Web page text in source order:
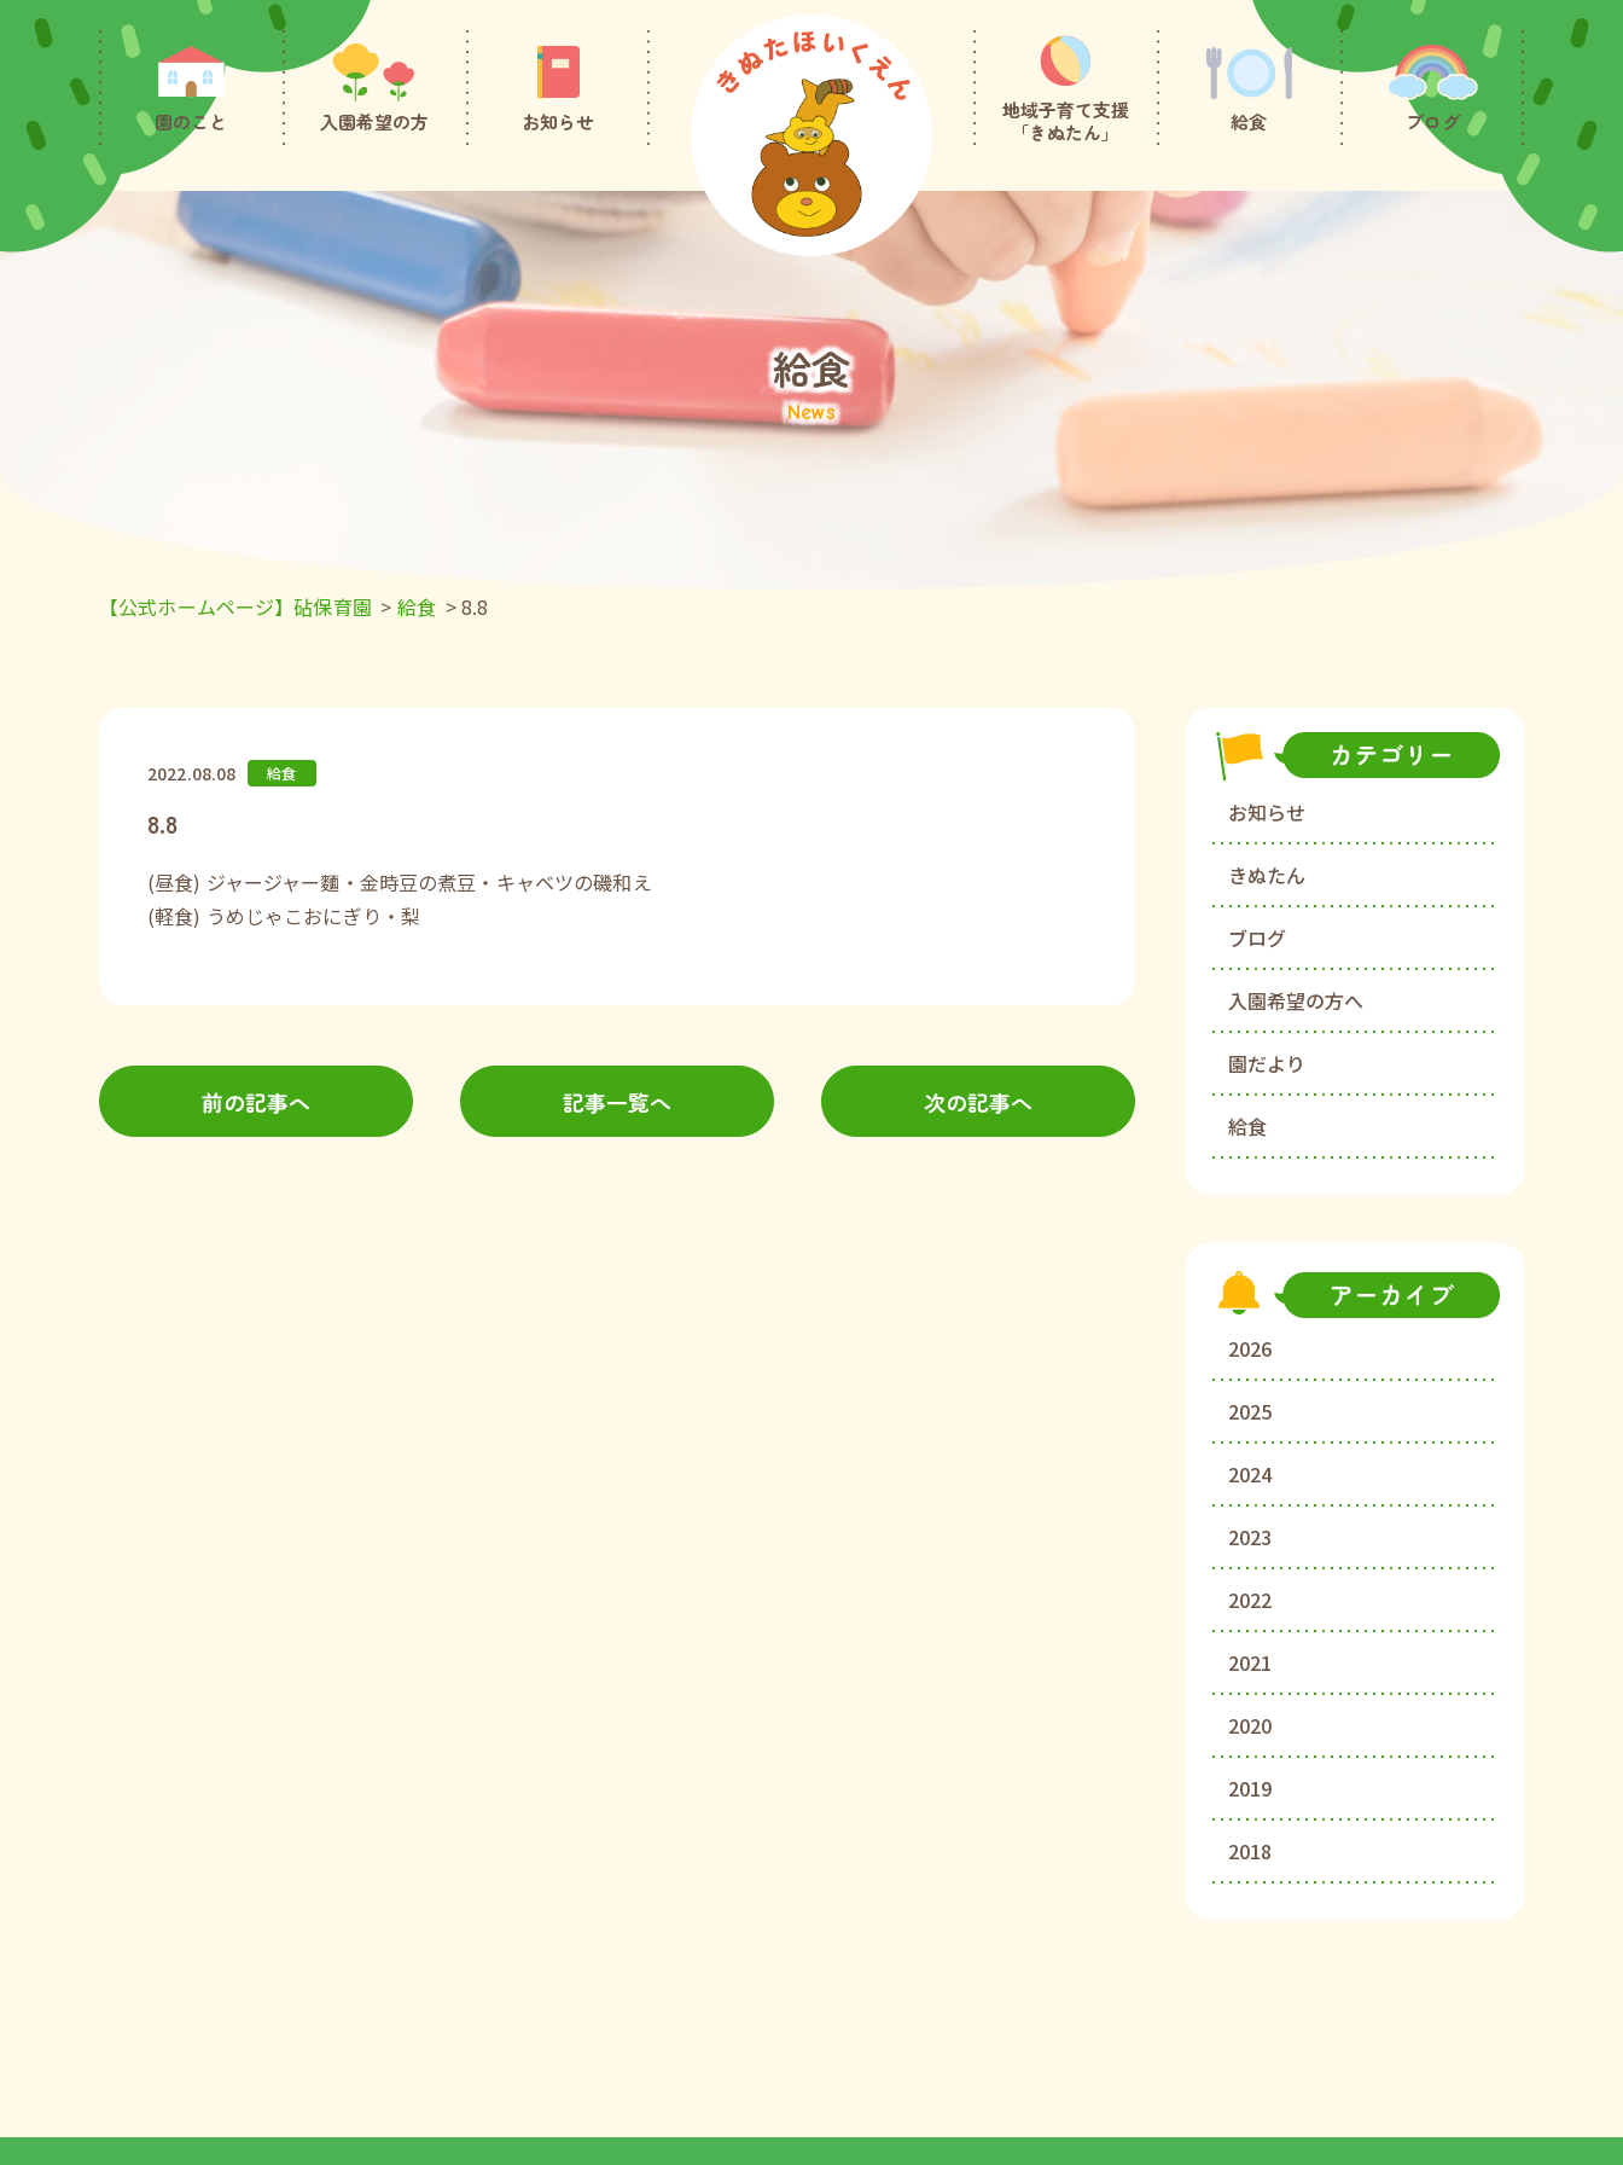
園のこと 入園希望の方 お知らせ
地域子育て支援
「きぬたん」
給食 ブログ
給食
News
【公式ホームページ】砧保育園 > 給食 >8.8
2022.08.08 給食
8.8
(昼食) ジャージャー麵・金時豆の煮豆・キャベツの磯和え
(軽食) うめじゃこおにぎり・梨
前の記事へ 記事一覧へ 次の記事へ
お知らせ
きぬたん
ブログ
入園希望の方へ
園だより
給食
2026
2025
2024
2023
2022
2021
2020
2019
2018